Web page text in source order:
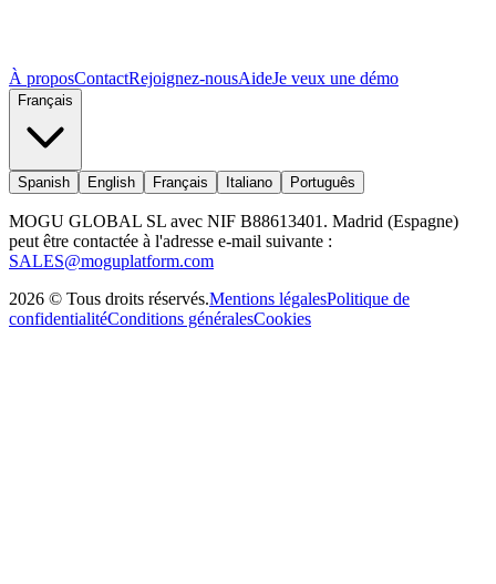
À proposContactRejoignez-nousAideJe veux une démo
Français
Spanish English Français Italiano Português
MOGU GLOBAL SL avec NIF B88613401. Madrid (Espagne)
peut être contactée à l'adresse e-mail suivante :
SALES@moguplatform.com
2026 © Tous droits réservés.Mentions légalesPolitique de
confidentialitéConditions généralesCookies